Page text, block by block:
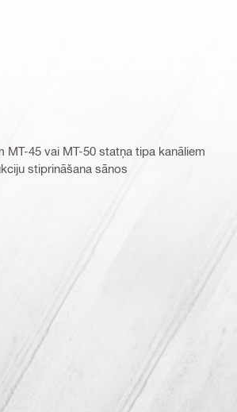
45 vai MT-50 statņa tipa kanāliem
stiprināšana sānos